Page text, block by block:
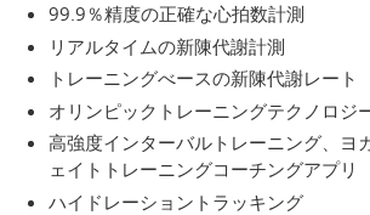
99.9％精度の正確な心拍数計測
リアルタイムの新陳代謝計測
トレーニングべースの新陳代謝レート
オリンピックトレーニングテクノロジ
高強度インターバルトレーニング、ヨ
ェイトトレーニングコーチングアプリ
ハイドレーショントラッキング